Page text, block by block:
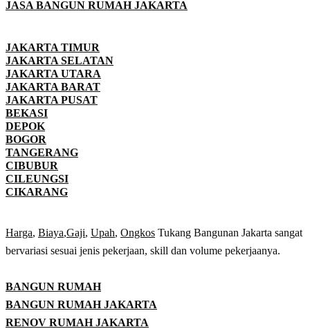
JASA BANGUN RUMAH JAKARTA
JAKARTA TIMUR
JAKARTA SELATAN
JAKARTA UTARA
JAKARTA BARAT
JAKARTA PUSAT
BEKASI
DEPOK
BOGOR
TANGERANG
CIBUBUR
CILEUNGSI
CIKARANG
Harga, Biaya,Gaji, Upah, Ongkos Tukang Bangunan Jakarta sangat
bervariasi sesuai jenis pekerjaan, skill dan volume pekerjaanya.
BANGUN RUMAH
BANGUN RUMAH JAKARTA
RENOV RUMAH JAKARTA